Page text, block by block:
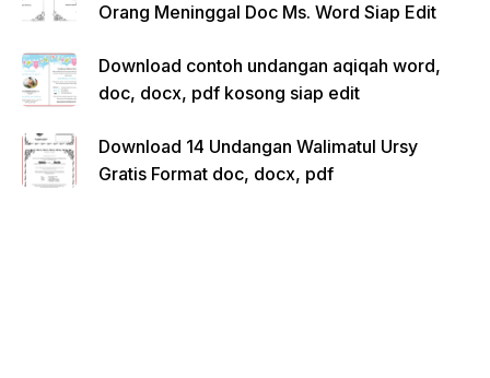
Orang Meninggal Doc Ms. Word Siap Edit
Download contoh undangan aqiqah word,
doc, docx, pdf kosong siap edit
Download 14 Undangan Walimatul Ursy
Gratis Format doc, docx, pdf